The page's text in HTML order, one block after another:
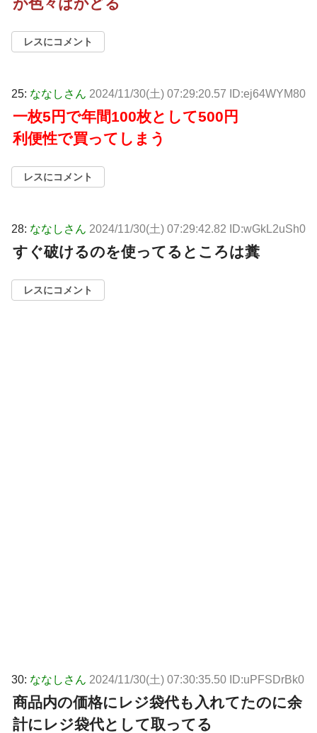
レスにコメント
25: ななしさん 2024/11/30(土) 07:29:20.57 ID:ej64WYM80
一枚5円で年間100枚として500円
利便性で買ってしまう
レスにコメント
28: ななしさん 2024/11/30(土) 07:29:42.82 ID:wGkL2uSh0
すぐ破けるのを使ってるところは糞
レスにコメント
30: ななしさん 2024/11/30(土) 07:30:35.50 ID:uPFSDrBk0
商品内の価格にレジ袋代も入れてたのに余
計にレジ袋代として取ってる